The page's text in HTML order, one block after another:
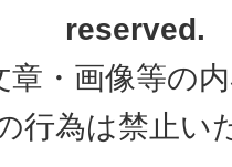
reserved.
章・画像等の
行為は禁止い